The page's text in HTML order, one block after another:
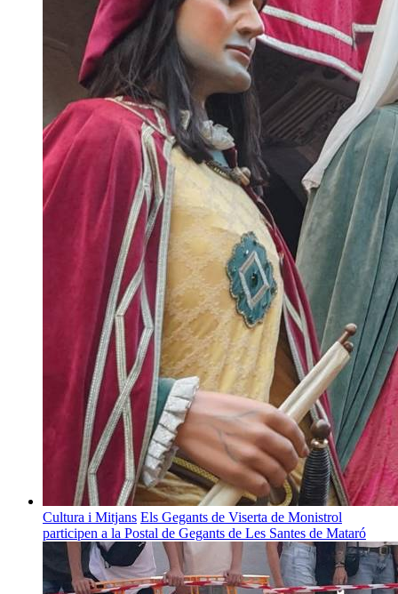
Cultura i Mitjans Els Gegants de Viserta de Monistrol
participen a la Postal de Gegants de Les Santes de Mataró